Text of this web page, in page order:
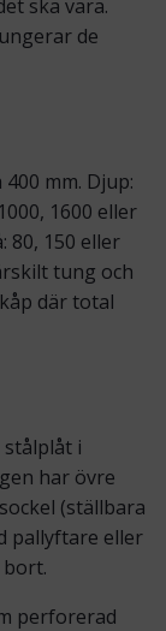
ska vara.
de
mm. Djup:
1600 eller
80, 150 eller
tung och
där total
stålplåt i
har övre
(ställbara
pallyftare eller
perforerad